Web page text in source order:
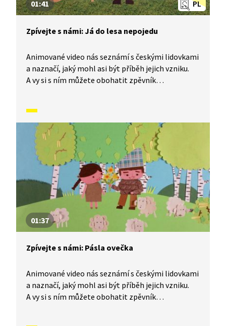
PL
01:41
Zpívejte s námi: Já do lesa nepojedu
Animované video nás seznámí s českými lidovkami
a naznačí, jaký mohl asi být příběh jejich vzniku.
A vy si s ním můžete obohatit zpěvník
naučíme písničku Já do lesa nepojedu.
01:37
Zpívejte s námi: Pásla ovečka
Animované video nás seznámí s českými lidovkami
a naznačí, jaký mohl asi být příběh jejich vzniku.
A vy si s ním můžete obohatit zpěvník